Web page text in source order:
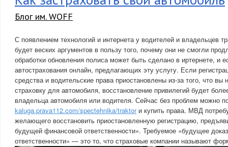
Блог им. WOFF
С появлением технологий и интернета у водителей и владельцев
будет веских аргументов в пользу того, почему они не смогли
обработки обновления полиса может быть сделано в иртернете, и
автострахования онлайн, предлагающих эту услугу. Если
средства и водительские права приостановлены из-за того, что
страховку для автомобиля, восстановление привилегий будет
владельца автомобиля или водителя. Сейчас без проблем можно
kaluga.prava112.com/spectehnika/traktorи купить права. МВД
желающего восстановить приостановленную регистрацию,
будущей финансовой ответственности». Требуемое «будущее
ответственности» — это то, что страховые компании называют